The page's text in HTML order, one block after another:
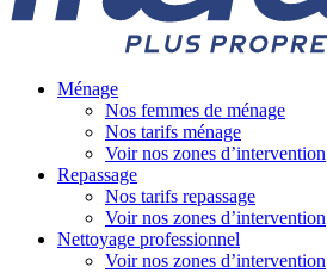
Ménage
Nos femmes de ménage
Nos tarifs ménage
Voir nos zones d’intervention
Repassage
Nos tarifs repassage
Voir nos zones d’intervention
Nettoyage professionnel
Voir nos zones d’intervention